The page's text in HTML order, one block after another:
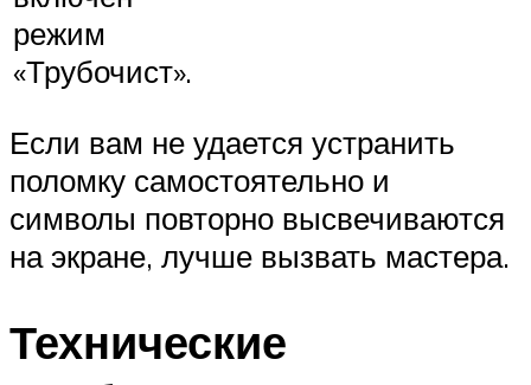
режим
«Трубочист».
Если вам не удается устранить
поломку самостоятельно и
символы повторно высвечиваются
на экране, лучше вызвать мастера.
Технические